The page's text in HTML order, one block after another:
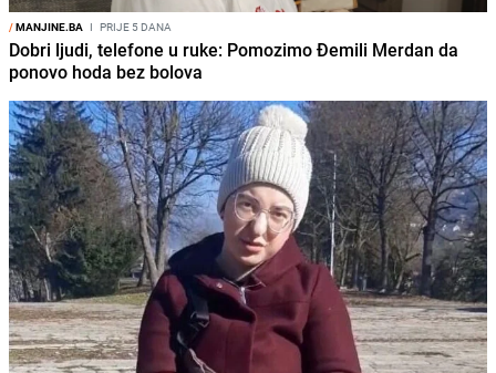
/MANJINE.BA I PRIJE 5 DANA
Dobri ljudi, telefone u ruke: Pomozimo Đemili Merdan da
ponovo hoda bez bolova